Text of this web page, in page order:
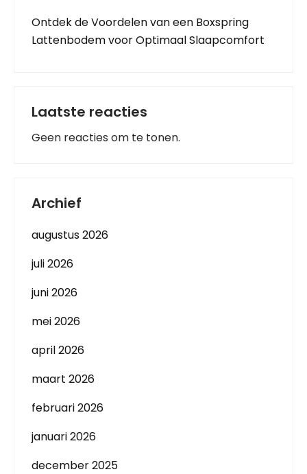
Ontdek de Voordelen van een Boxspring
Lattenbodem voor Optimaal Slaapcomfort
Laatste reacties
Geen reacties om te tonen.
Archief
augustus 2026
juli 2026
juni 2026
mei 2026
april 2026
maart 2026
februari 2026
januari 2026
december 2025